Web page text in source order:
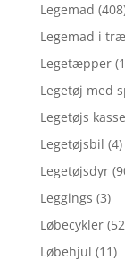
Legemad
Legemad i træ
Legetæpper
Legetøj med
Legetøjs
Legetøjsbil (4)
Legetøjsdyr
Leggings (3)
Løbecykler
Løbehjul (11)